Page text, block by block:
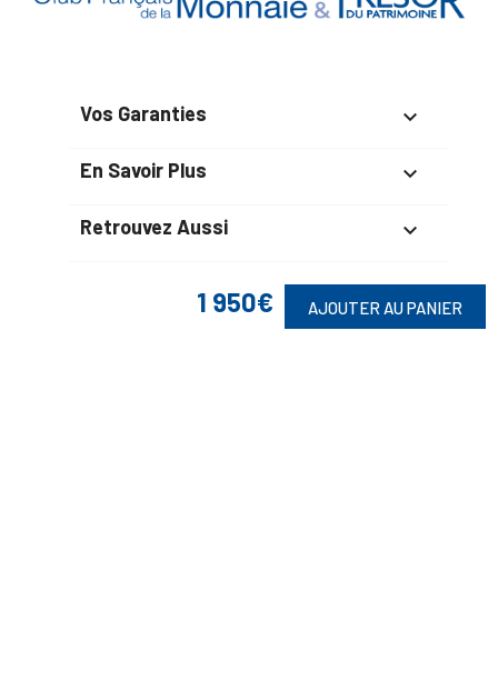
1 950€ AJOUTER AU PANIER
Vos Garanties 
En Savoir Plus 
Retrouvez Aussi 